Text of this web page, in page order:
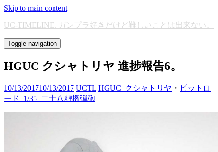
Skip to main content
UC-TIMELINE. ガンプラ好きだけど難しいことは出来ない。
Toggle navigation
HGUC クシャトリヤ 進捗報告6。
10/13/201710/13/2017 UCTL HGUC_クシャトリヤ ・ ピットロ
ード_1/35_二十八糎榴弾砲